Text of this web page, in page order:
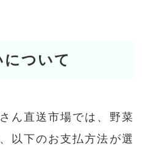
ついて
ん直送市場では、野菜
以下のお支払方法が選